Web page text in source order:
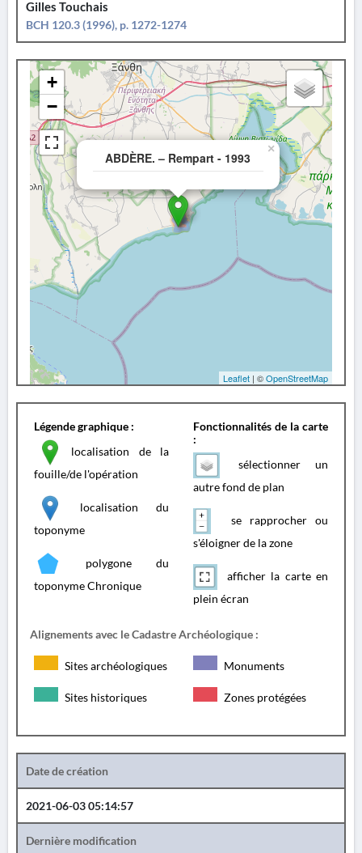
Gilles Touchais
BCH 120.3 (1996), p. 1272-1274
ABDÈRE. – Rempart - 1993
×
+
−
Leaflet | ©OpenStreetMap
Légende graphique :
localisation de la
fouille/de l'opération
localisation du
toponyme
polygone du
toponyme Chronique
Fonctionnalités de la carte
:
sélectionner un
autre fond de plan
se rapprocher ou
s'éloigner de la zone
afficher la carte en
plein écran
Alignements avec le Cadastre Archéologique :
Sites archéologiques Monuments
Sites historiques Zones protégées
Date de création
2021-06-03 05:14:57
Dernière modification